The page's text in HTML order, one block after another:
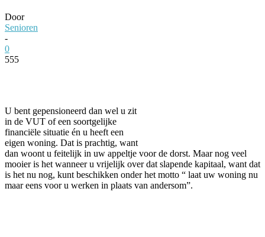
Door
Senioren
-
0
555
U bent gepensioneerd dan wel u zit
in de VUT of een soortgelijke
financiële situatie én u heeft een
eigen woning. Dat is prachtig, want
dan woont u feitelijk in uw appeltje voor de dorst. Maar nog veel
mooier is het wanneer u vrijelijk over dat slapende kapitaal, want dat
is het nu nog, kunt beschikken onder het motto “ laat uw woning nu
maar eens voor u werken in plaats van andersom”.